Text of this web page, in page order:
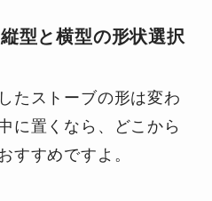
型と横型の形状選択
たストーブの形は変わ
に置くなら、どこから
すすめですよ。